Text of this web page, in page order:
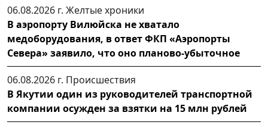
06.08.2026 г. Желтые хроники
В аэропорту Вилюйска не хватало
медоборудования, в ответ ФКП «Аэропорты
Севера» заявило, что оно планово-убыточное
06.08.2026 г. Происшествия
В Якутии один из руководителей транспортной
компании осужден за взятки на 15 млн рублей